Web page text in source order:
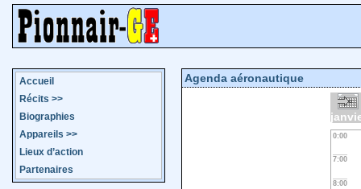
Accueil
Récits >>
Biographies
Appareils >>
Lieux d’action
Partenaires
Agenda aéronautique
0:00
7:00
8:00